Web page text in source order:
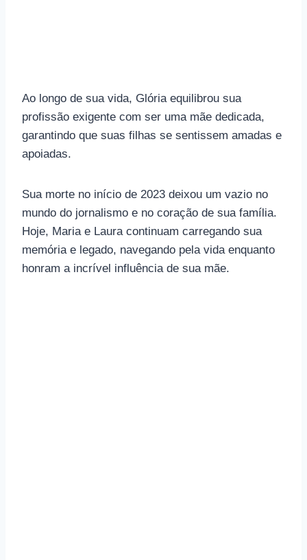
Ao longo de sua vida, Glória equilibrou sua
profissão exigente com ser uma mãe dedicada,
garantindo que suas filhas se sentissem amadas e
apoiadas.
Sua morte no início de 2023 deixou um vazio no
mundo do jornalismo e no coração de sua família.
Hoje, Maria e Laura continuam carregando sua
memória e legado, navegando pela vida enquanto
honram a incrível influência de sua mãe.